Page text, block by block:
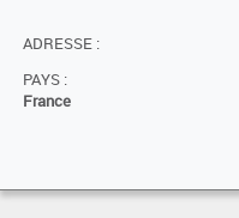
ADRESSE :
PAYS :
France